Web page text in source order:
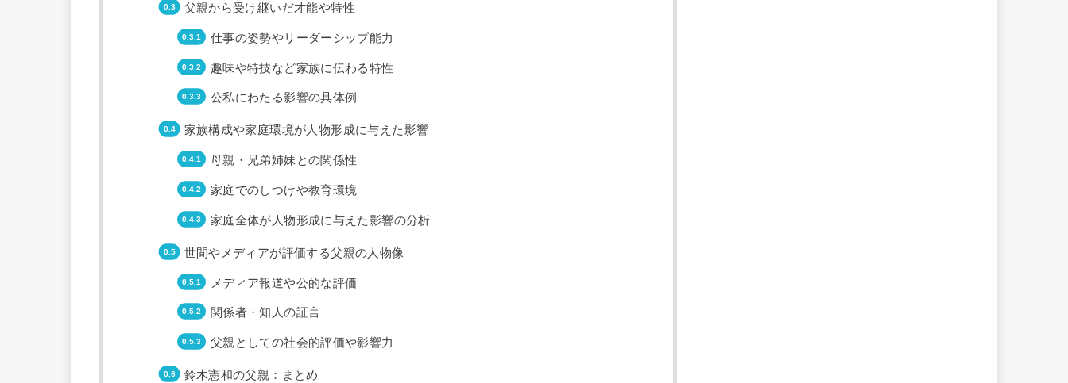
父親から受け継いだ才能や特性
仕事の姿勢やリーダーシップ能力
趣味や特技など家族に伝わる特性
公私にわたる影響の具体例
家族構成や家庭環境が人物形成に与えた影響
母親・兄弟姉妹との関係性
家庭でのしつけや教育環境
家庭全体が人物形成に与えた影響の分析
世間やメディアが評価する父親の人物像
メディア報道や公的な評価
関係者・知人の証言
父親としての社会的評価や影響力
鈴木憲和の父親：まとめ